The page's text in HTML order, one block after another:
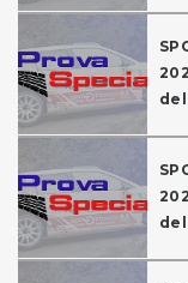
del
del